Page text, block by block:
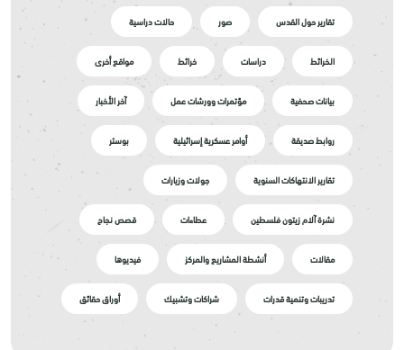
تقارير حول القدس صور حالات دراسية
الخرائط دراسات خرائط مواقع أخرى
بيانات صحفية مؤتمرات وورشات عمل آخر الأخبار
روابط صديقة أوامر عسكرية إسرائيلية بوستر
تقارير الانتهاكات السنوية جولات وزيارات
نشرة آلام زيتون فلسطين عطاءات قصص نجاح
مقالات أنشطة المشاريع والمركز فيديوها
تدريبات وتنمية قدرات شراكات وتشبيك أوراق حقائق